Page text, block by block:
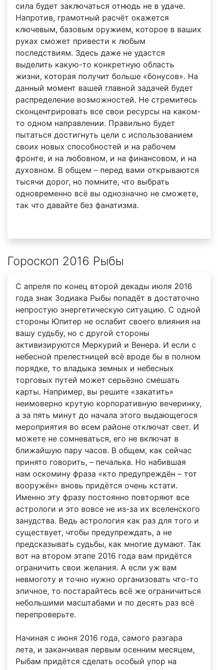
сила будет заключаться отнюдь не в удаче.
Напротив, грамотный расчёт окажется
ключевым, базовым оружием, которое в ваших
руках сможет привести к любым
последствиям. Здесь даже не удастся
выделить какую-то конкретную область
жизни, которая получит больше «бонусов». На
данный момент вашей главной задачей будет
распределение возможностей. Не стремитесь
сконцентрировать все свои ресурсы на каком-
то одном направлении. Правильно будет
пытаться достигнуть цели с использованием
своих новых способностей и на рабочем
фронте, и на любовном, и на финансовом, и на
духовном. В общем – перед вами открываются
тысячи дорог, но помните, что выбрать
одновременно всё вы однозначно не сможете,
так что давайте без фанатизма.
Гороскоп 2016 Рыбы
С апреля по конец второй декады июля 2016
года знак Зодиака Рыбы попадёт в достаточно
непростую энергетическую ситуацию. С одной
стороны Юпитер не ослабит своего влияния на
вашу судьбу, но с другой стороны
активизируются Меркурий и Венера. И если с
небесной прелестницей всё вроде бы в полном
порядке, то владыка земных и небесных
торговых путей может серьёзно смешать
карты. Например, вы решите «закатить»
неимоверно крутую корпоративную вечеринку,
а за пять минут до начала этого выдающегося
мероприятия во всем районе отключат свет. И
можете не сомневаться, его не включат в
ближайшую пару часов. В общем, как сейчас
принято говорить, – печалька. Но набившая
нам оскомину фраза «кто предупреждён – тот
вооружён» вновь придётся очень кстати.
Именно эту фразу постоянно повторяют все
астрологи и это вовсе не из-за их вселенского
занудства. Ведь астрология как раз для того и
существует, чтобы предупреждать, а не
предсказывать судьбы, как многие думают. Так
вот на втором этапе 2016 года вам придётся
ограничить свои желания. А если уж вам
невмоготу и точно нужно организовать что-то
эпичное, то постарайтесь всё же ограничиться
небольшими масштабами и по десять раз всё
перепроверьте.
Начиная с июня 2016 года, самого разгара
лета, и заканчивая первым осенним месяцем,
Рыбам придётся сделать особый упор на